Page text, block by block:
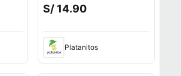
S/ 14.90
Platanitos